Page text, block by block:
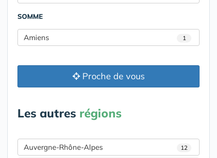
SOMME
Amiens 1
Proche de vous
Les autres régions
Auvergne-Rhône-Alpes 12